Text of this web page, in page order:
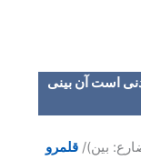
است آن بینی
بین)/ قلمرو